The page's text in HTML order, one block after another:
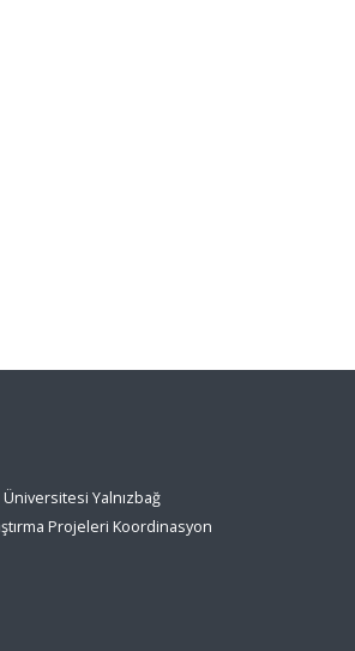
Üniversitesi Yalnızbağ
Projeleri Koordinasyon